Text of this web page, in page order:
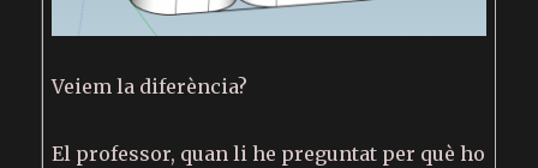
Veiem la diferència?
El professor, quan li he preguntat per què ho